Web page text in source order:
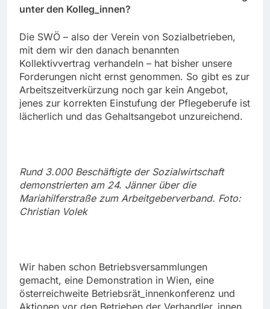
unter den Kolleg_innen?
Die SWÖ – also der Verein von Sozialbetrieben,
mit dem wir den danach benannten
Kollektivvertrag verhandeln – hat bisher unsere
Forderungen nicht ernst genommen. So gibt es zur
Arbeitszeitverkürzung noch gar kein Angebot,
jenes zur korrekten Einstufung der Pflegeberufe ist
lächerlich und das Gehaltsangebot unzureichend.
Rund 3.000 Beschäftigte der Sozialwirtschaft
demonstrierten am 24. Jänner über die
Mariahilferstraße zum Arbeitgeberverband. Foto:
Christian Volek
Wir haben schon Betriebsversammlungen
gemacht, eine Demonstration in Wien, eine
österreichweite Betriebsrät_innenkonferenz und
Aktionen vor den Betrieben der Verhandler_innen